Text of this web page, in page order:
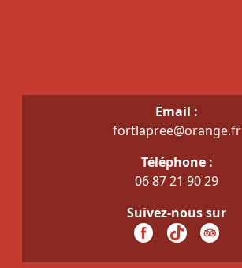
Email :
fortlapree@orange.fr
Téléphone :
06 87 21 90 29
Suivez-nous sur